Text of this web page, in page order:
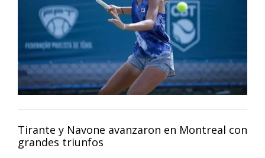
Tirante y Navone avanzaron en Montreal con
grandes triunfos